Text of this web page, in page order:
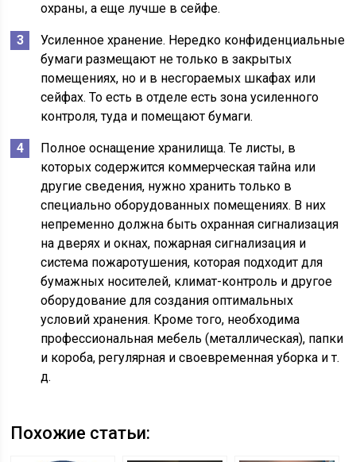
охраны, а еще лучше в сейфе.
Усиленное хранение. Нередко конфиденциальные
бумаги размещают не только в закрытых
помещениях, но и в несгораемых шкафах или
сейфах. То есть в отделе есть зона усиленного
контроля, туда и помещают бумаги.
Полное оснащение хранилища. Те листы, в
которых содержится коммерческая тайна или
другие сведения, нужно хранить только в
специально оборудованных помещениях. В них
непременно должна быть охранная сигнализация
на дверях и окнах, пожарная сигнализация и
система пожаротушения, которая подходит для
бумажных носителей, климат-контроль и другое
оборудование для создания оптимальных
условий хранения. Кроме того, необходима
профессиональная мебель (металлическая), папки
и короба, регулярная и своевременная уборка и т.
д.
Похожие статьи: